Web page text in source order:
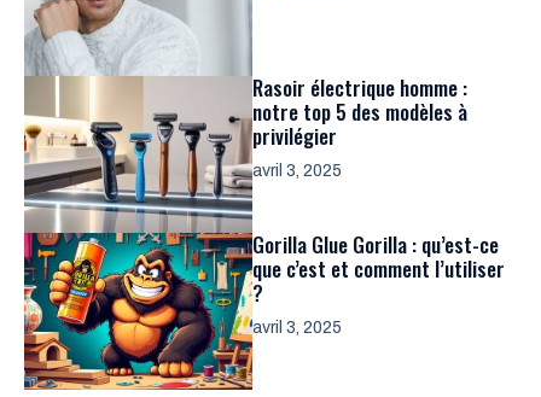
Rasoir électrique homme :
notre top 5 des modèles à
privilégier
avril 3, 2025
Gorilla Glue Gorilla : qu’est-ce
que c’est et comment l’utiliser
?
avril 3, 2025